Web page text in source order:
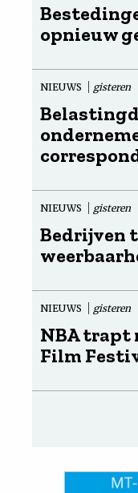
opnieuw
NIEUWS gisteren
NIEUWS gisteren
Bedrijven
NIEUWS gisteren
NBA trapt
Film